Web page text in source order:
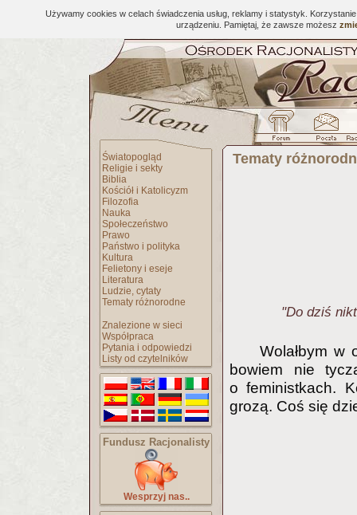
Używamy cookies w celach świadczenia usług, reklamy i statystyk.
urządzeniu. Pamiętaj, że zawsze możesz
Światopogląd
Religie i sekty
Biblia
Kościół i Katolicyzm
Filozofia
Nauka
Społeczeństwo
Prawo
Państwo i polityka
Kultura
Felietony i eseje
Literatura
Ludzie, cytaty
Tematy różnorodne
Znalezione w sieci
Współpraca
Pytania i odpowiedzi
Listy od czytelników
Fundusz Racjonalisty
Wesprzyj nas..
Tematy
"Do dziś
Wolałbym w
bowiem nie
o feministkach.
grozą. Coś się